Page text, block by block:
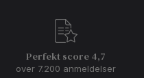
Perfekt score 4,7
over 7.200 anmeldelser